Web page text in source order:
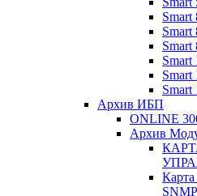
Архив ИБП
ONLINE
Архив